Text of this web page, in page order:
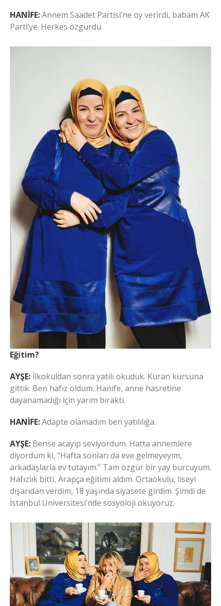
HANİFE:Annem Saadet Partisi’ne oy verirdi, babam AK
Parti’ye. Herkes özgürdü.
Eğitim?
AYŞE: İlkokuldan sonra yatılı okuduk. Kuran kursuna
gittik. Ben hafız oldum. Hanife, anne hasretine
dayanamadığı için yarım bıraktı.
HANİFE:Adapte olamadım ben yatılılığa.
AYŞE: Bense acayip seviyordum. Hatta annemlere
diyordum ki, “Hafta sonları da eve gelmeyeyim,
arkadaşlarla ev tutayım.” Tam özgür bir yay burcuyum.
Hafızlık bitti, Arapça eğitimi aldım. Ortaokulu, liseyi
dışarıdan verdim, 18 yaşında siyasete girdim. Şimdi de
İstanbul Üniversitesi’nde sosyoloji okuyoruz.